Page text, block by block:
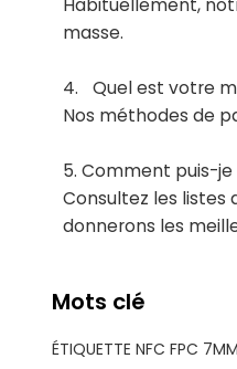
Habituellement,
masse.
4. Quel est votre
Nos méthodes de
5. Comment puis-je
Consultez les listes
donnerons les
Mots clé
ÉTIQUETTE NFC FPC 7MM